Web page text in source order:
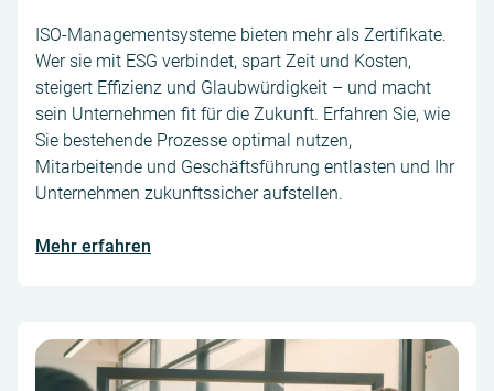
ISO-Managementsysteme bieten mehr als Zertifikate.
Wer sie mit ESG verbindet, spart Zeit und Kosten,
steigert Effizienz und Glaubwürdigkeit – und macht
sein Unternehmen fit für die Zukunft. Erfahren Sie, wie
Sie bestehende Prozesse optimal nutzen,
Mitarbeitende und Geschäftsführung entlasten und Ihr
Unternehmen zukunftssicher aufstellen.
Mehr erfahren